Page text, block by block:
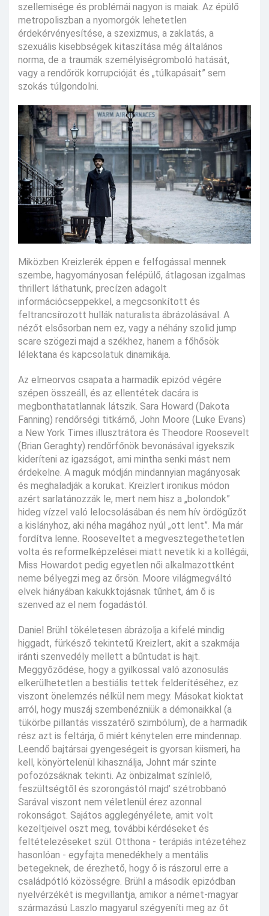
szellemisége és problémái nagyon is maiak. Az épülő
metropoliszban a nyomorgók lehetetlen
érdekérvényesítése, a szexizmus, a zaklatás, a
szexuális kisebbségek kitaszítása még általános
norma, de a traumák személyiségromboló hatását,
vagy a rendőrök korrupcióját és „túlkapásait” sem
szokás túlgondolni.
Miközben Kreizlerék éppen e felfogással mennek
szembe, hagyományosan felépülő, átlagosan izgalmas
thrillert láthatunk, precízen adagolt
információcseppekkel, a megcsonkított és
feltrancsírozott hullák naturalista ábrázolásával. A
nézőt elsősorban nem ez, vagy a néhány szolid jump
scare szögezi majd a székhez, hanem a főhősök
lélektana és kapcsolatuk dinamikája.
Az elmeorvos csapata a harmadik epizód végére
szépen összeáll, és az ellentétek dacára is
megbonthatatlannak látszik. Sara Howard (Dakota
Fanning) rendőrségi titkárnő, John Moore (Luke Evans)
a New York Times illusztrátora és Theodore Roosevelt
(Brian Geraghty) rendőrfőnök bevonásával igyekszik
kideríteni az igazságot, ami mintha senki mást nem
érdekelne. A maguk módján mindannyian magányosak
és meghaladják a korukat. Kreizlert ironikus módon
azért sarlatánozzák le, mert nem hisz a „bolondok”
hideg vízzel való lelocsolásában és nem hív ördögűzőt
a kislányhoz, aki néha magához nyúl „ott lent”. Ma már
fordítva lenne. Rooseveltet a megvesztegethetetlen
volta és reformelképzelései miatt nevetik ki a kollégái,
Miss Howardot pedig egyetlen női alkalmazottként
neme bélyegzi meg az őrsön. Moore világmegváltó
elvek hiányában kakukktojásnak tűnhet, ám ő is
szenved az el nem fogadástól.
Daniel Brühl tökéletesen ábrázolja a kifelé mindig
higgadt, fürkésző tekintetű Kreizlert, akit a szakmája
iránti szenvedély mellett a bűntudat is hajt.
Meggyőződése, hogy a gyilkossal való azonosulás
elkerülhetetlen a bestiális tettek felderítéséhez, ez
viszont önelemzés nélkül nem megy. Másokat kioktat
arról, hogy muszáj szembenézniük a démonaikkal (a
tükörbe pillantás visszatérő szimbólum), de a harmadik
rész azt is feltárja, ő miért kénytelen erre mindennap.
Leendő bajtársai gyengeségeit is gyorsan kiismeri, ha
kell, könyörtelenül kihasználja, Johnt már szinte
pofozózsáknak tekinti. Az önbizalmat színlelő,
feszültségtől és szorongástól majd’ szétrobbanó
Sarával viszont nem véletlenül érez azonnal
rokonságot. Sajátos agglegényélete, amit volt
kezeltjeivel oszt meg, további kérdéseket és
feltételezéseket szül. Otthona - terápiás intézetéhez
hasonlóan - egyfajta menedékhely a mentális
betegeknek, de érezhető, hogy ő is rászorul erre a
családpótló közösségre. Brühl a második epizódban
nyelvérzékét is megvillantja, amikor a német-magyar
származású Laszlo magyarul szégyeníti meg az őt